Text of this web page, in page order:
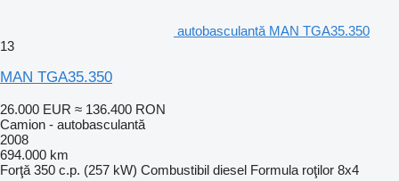
autobasculantă MAN TGA35.350
13
MAN TGA35.350
26.000 EUR ≈ 136.400 RON
Camion - autobasculantă
2008
694.000 km
Forţă 350 c.p. (257 kW) Combustibil diesel Formula roţilor 8x4